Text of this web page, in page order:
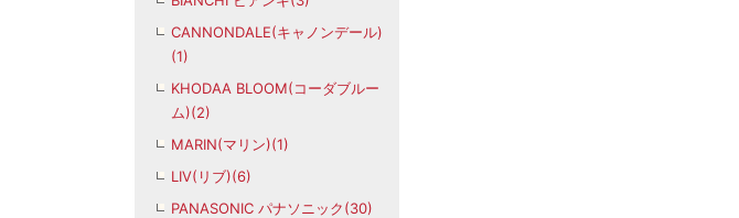
CANNONDALE(キャノンデール)
(1)
KHODAA BLOOM(コーダブルー
ム)(2)
MARIN(マリン)(1)
LIV(リブ)(6)
PANASONIC パナソニック(30)